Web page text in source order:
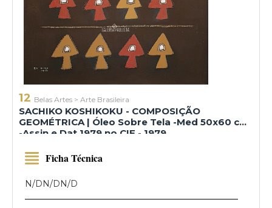
12 Belas Artes > Arte Brasileira
SACHIKO KOSHIKOKU - COMPOSIÇÃO
GEOMÉTRICA | Óleo Sobre Tela -Med 50x60 cm
-Assin e Dat 1979 no CIE - 1979
Ficha Técnica
N/DN/DN/D